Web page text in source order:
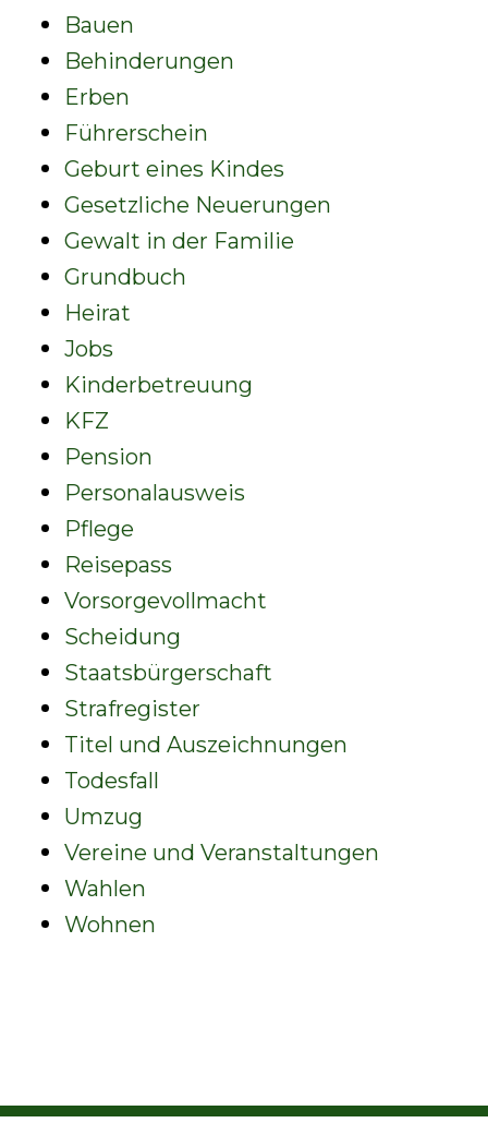
Bauen
Behinderungen
Erben
Führerschein
Geburt eines Kindes
Gesetzliche Neuerungen
Gewalt in der Familie
Grundbuch
Heirat
Jobs
Kinderbetreuung
KFZ
Pension
Personalausweis
Pflege
Reisepass
Vorsorgevollmacht
Scheidung
Staatsbürgerschaft
Strafregister
Titel und Auszeichnungen
Todesfall
Umzug
Vereine und Veranstaltungen
Wahlen
Wohnen